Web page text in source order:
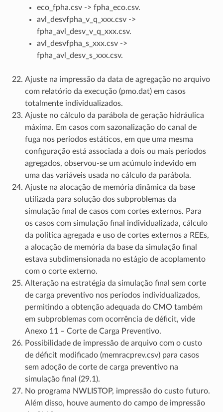
eco_fpha.csv -> fpha_eco.csv.
avl_desvfpha_v_q_xxx.csv ->
fpha_avl_desv_v_q_xxx.csv.
avl_desvfpha_s_xxx.csv ->
fpha_avl_desv_s_xxx.csv.
Ajuste na impressão da data de agregação no arquivo
com relatório da execução (pmo.dat) em casos
totalmente individualizados.
Ajuste no cálculo da parábola de geração hidráulica
máxima. Em casos com sazonalização do canal de
fuga nos períodos estáticos, em que uma mesma
configuração está associada a dois ou mais períodos
agregados, observou-se um acúmulo indevido em
uma das variáveis usada no cálculo da parábola.
Ajuste na alocação de memória dinâmica da base
utilizada para solução dos subproblemas da
simulação final de casos com cortes externos. Para
os casos com simulação final individualizada, cálculo
da política agregada e uso de cortes externos a REEs,
a alocação de memória da base da simulação final
estava subdimensionada no estágio de acoplamento
com o corte externo.
Alteração na estratégia da simulação final sem corte
de carga preventivo nos períodos individualizados,
permitindo a obtenção adequada do CMO também
em subproblemas com ocorrência de déficit, vide
Anexo 11 – Corte de Carga Preventivo.
Possibilidade de impressão de arquivo com o custo
de déficit modificado (memracprev.csv) para casos
sem adoção de corte de carga preventivo na
simulação final (29.1).
No programa NWLISTOP, impressão do custo futuro.
Além disso, houve aumento do campo de impressão